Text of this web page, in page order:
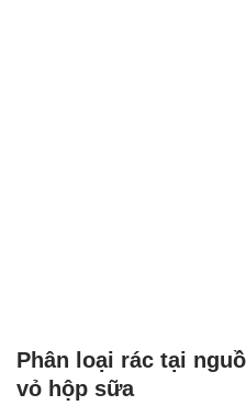
Phân loại rác tại
vỏ hộp sữa